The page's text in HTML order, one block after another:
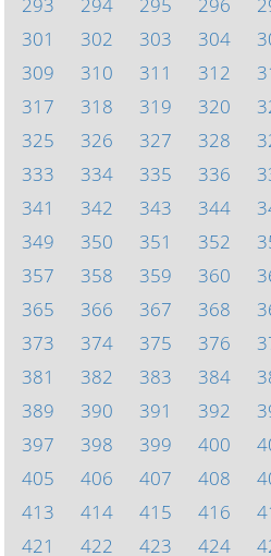
301
302 303 304
309
310 311 312
317
318 319 320
325
326 327 328
333
334 335 336
341
342 343 344
349
350 351 352
357
358 359 360
365
366 367 368
373
374 375 376
381
382 383 384
389
390 391 392
397
398 399 400
405
406 407 408
413
414 415 416
421
422 423 424